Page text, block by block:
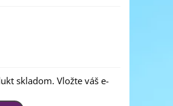
skladom. Vložte váš e-